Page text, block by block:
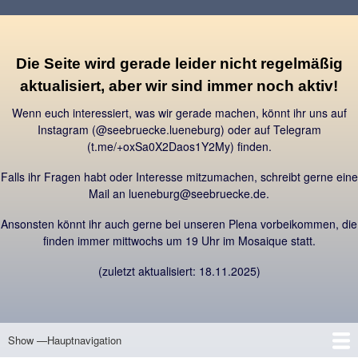
Inhalt
Die Seite wird gerade leider nicht regelmäßig
aktualisiert, aber wir sind immer noch aktiv!
Wenn euch interessiert, was wir gerade machen, könnt ihr uns auf
Instagram (@seebruecke.lueneburg) oder auf Telegram
(t.me/+oxSa0X2Daos1Y2My) finden.
Falls ihr Fragen habt oder Interesse mitzumachen, schreibt gerne eine
Mail an lueneburg@seebruecke.de.
Ansonsten könnt ihr auch gerne bei unseren Plena vorbeikommen, die
finden immer mittwochs um 19 Uhr im Mosaique statt.
(zuletzt aktualisiert: 18.11.2025)
Hauptnavigation
Show —Hauptnavigation